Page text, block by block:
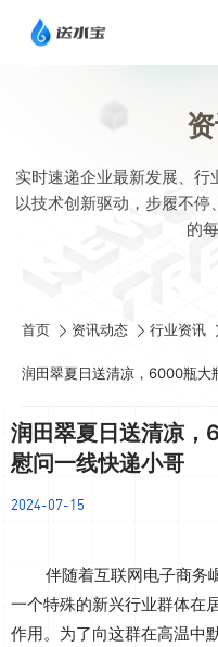
实时速递企业最新发展、行
以技术创新驱动，步履不
的
首页 资讯动态 行业资讯
润田翠夏日送清凉，6000瓶大
润田翠夏日送清凉
慰问一线快递小哥
2024-07-15
伴随着互联网电子商务
一个特殊的新兴行业群体在
作用。为了向这群在高温中